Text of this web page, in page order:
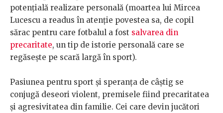
potențială realizare personală (moartea lui Mircea
Lucescu a readus în atenție povestea sa, de copil
sărac pentru care fotbalul a fost salvarea din
precaritate, un tip de istorie personală care se
regăsește pe scară largă în sport).
Pasiunea pentru sport și speranța de câștig se
conjugă deseori violent, premisele fiind precaritatea
și agresivitatea din familie. Cei care devin jucători